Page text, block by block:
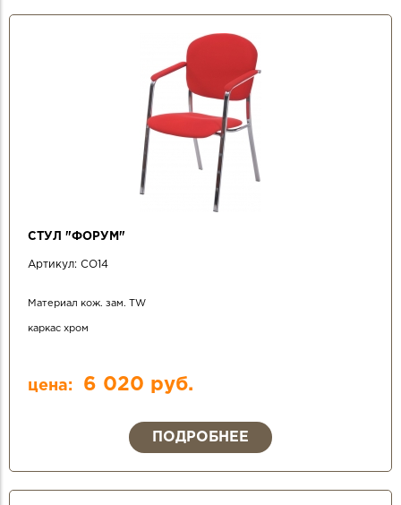
СТУЛ "ФОРУМ"
Артикул: СО14
Материал кож. зам. TW
каркас хром
цена: 6 020 руб.
ПОДРОБНЕЕ